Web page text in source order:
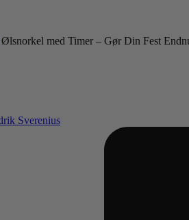
med Timer – Gør Din Fest
Sverenius